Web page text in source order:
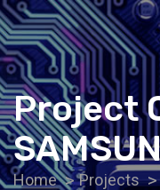
Project
Home Projects